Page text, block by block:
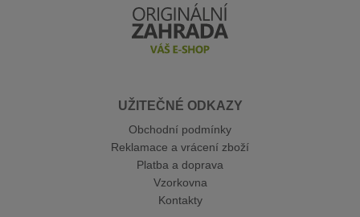
UŽITEČNÉ ODKAZY
Obchodní podmínky
Reklamace a vrácení zboží
Platba a doprava
Vzorkovna
Kontakty